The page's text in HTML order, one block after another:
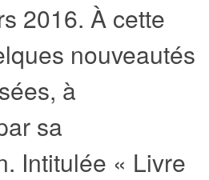
2016. À cette
nouveautés
à
sa
Intitulée « Livre